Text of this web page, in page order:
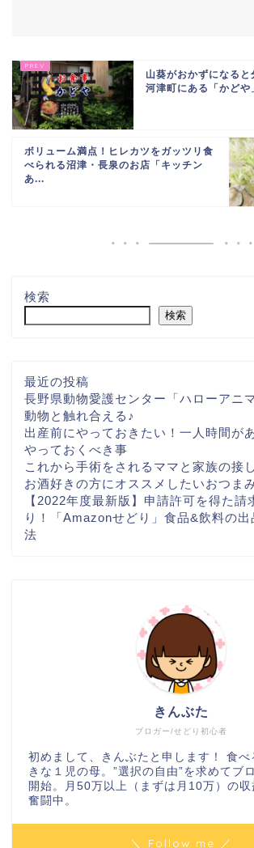
山葵がおかずになる
河津町にある「かどや
ボリューム満点！ヒレカツをガッツリ食
べられる沼津・長泉のお店「キッチン
あ...
検索
検索
最近の投稿
長野県動物愛護センター「ハローアニ
動物と触れ合える♪
出産前にやっておきたい！一人時間が
やっておくべき事
これから手術をされるママと家族の接
お酒好きの方にオススメしたいおつま
【2022年度最新版】申請許可を得た請
り！「Amazonせどり」食品&飲料の
法
ブロガー/せどり初心者
きんぶた
初めまして、きんぶたと申します！ 食べ
きな１児の母。”選択の自由”を求めてブ
開始。月50万以上（まずは月10万）の収
奮闘中。
＼ Follow me ／